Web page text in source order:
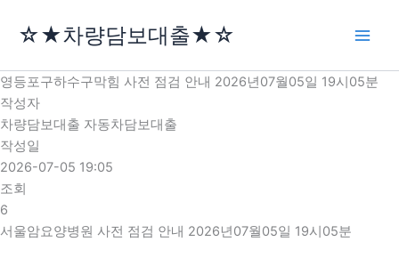
로
건
너
뛰
기
☆★차량담보대출★☆
영등포구하수구막힘 사전 점검 안내 2026년07월05일 19시05분
작성자
차량담보대출 자동차담보대출
작성일
2026-07-05 19:05
조회
6
서울암요양병원 사전 점검 안내 2026년07월05일 19시05분